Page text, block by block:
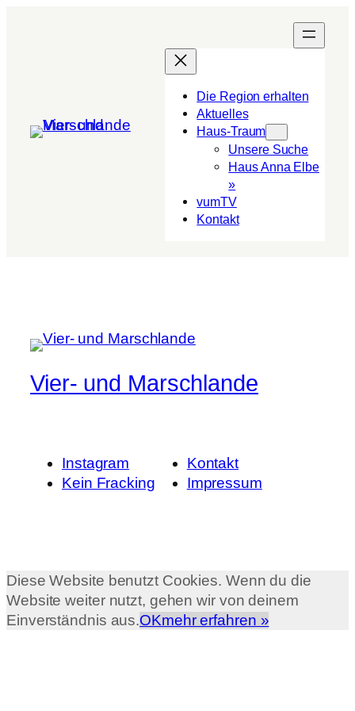
Die Region erhalten
Aktuelles
Haus-Traum
Unsere Suche
Haus Anna Elbe
»
vumTV
Kon­takt
Vier- und Marschlande
Instagram
Kein Fracking
Kontakt
Impressum
Diese Website benutzt Cookies. Wenn du die
Website weiter nutzt, gehen wir von deinem
Einverständnis aus.OKmehr erfahren »